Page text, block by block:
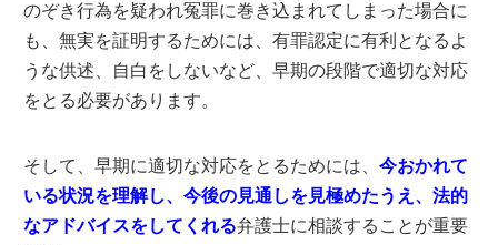
のぞき行為を疑われ冤罪に巻き込まれてしまった場合に
も、無実を証明するためには、有罪認定に有利となるよ
うな供述、自白をしないなど、早期の段階で適切な対応
をとる必要があります。
そして、早期に適切な対応をとるためには、今おかれて
いる状況を理解し、今後の見通しを見極めたうえ、法的
なアドバイスをしてくれる弁護士に相談することが重要